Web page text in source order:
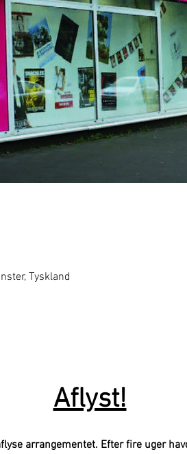
Tyskland
Aflyst!
arrangementet. Efter fire uger